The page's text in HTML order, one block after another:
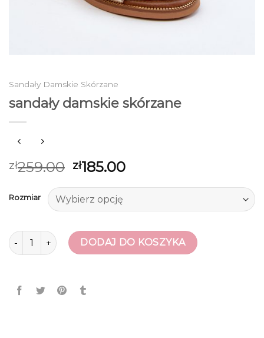
Sandały Damskie Skórzane
sandały damskie skórzane
zł259.00 zł185.00
Rozmiar
ilość sandały damskie skórzane
DODAJ DO KOSZYKA